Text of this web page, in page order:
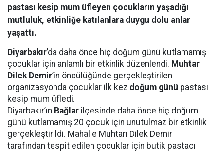
pastası kesip mum üfleyen çocukların yaşadığı
mutluluk, etkinliğe katılanlara duygu dolu anlar
yaşattı.
Diyarbakır’da daha önce hiç doğum günü kutlamamış
çocuklar için anlamlı bir etkinlik düzenlendi. Muhtar
Dilek Demir’in öncülüğünde gerçekleştirilen
organizasyonda çocuklar ilk kez doğum günü pastası
kesip mum üfledi.
Diyarbakır’ın Bağlar ilçesinde daha önce hiç doğum
günü kutlamamış 20 çocuk için unutulmaz bir etkinlik
gerçekleştirildi. Mahalle Muhtarı Dilek Demir
tarafından tespit edilen çocuklar için butik pastacı